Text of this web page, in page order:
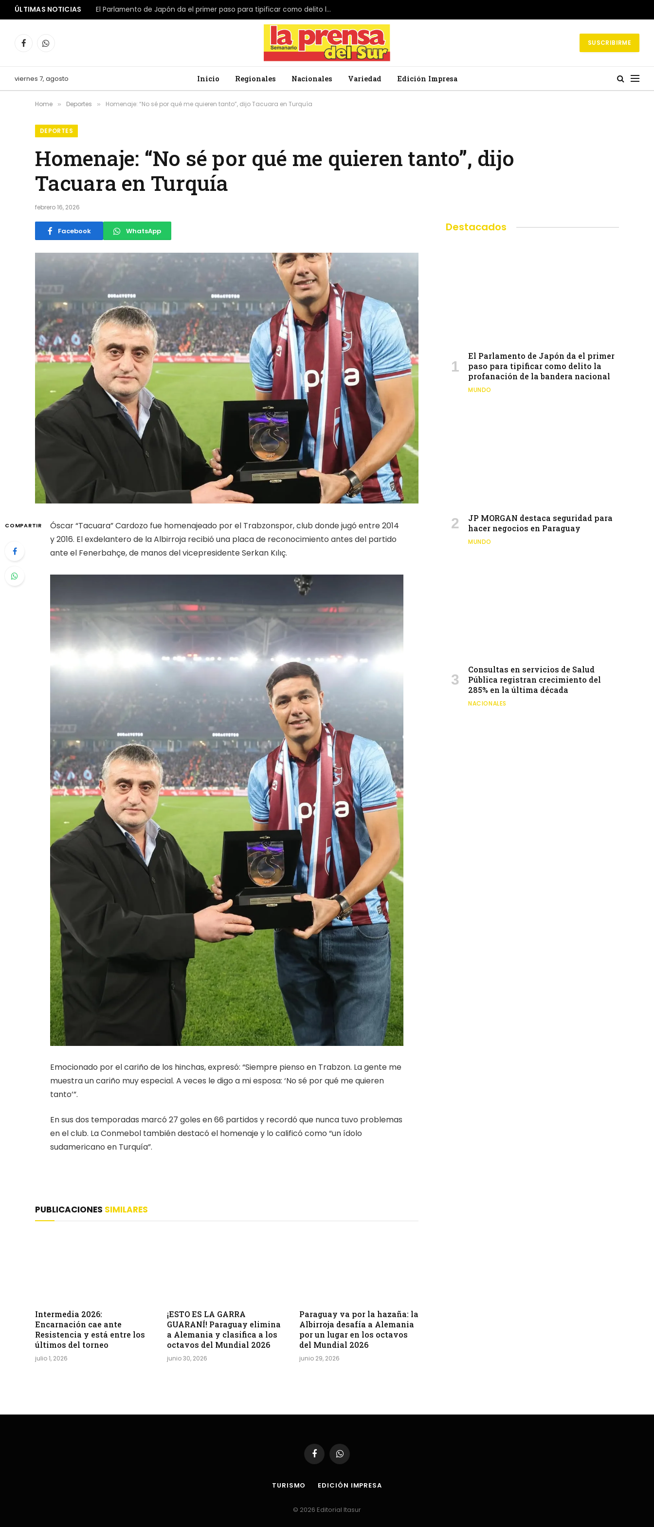
ÚLTIMAS NOTICIAS El Parlamento de Japón da el primer paso para tipificar como delito la profanación de la bandera nacional
FacebookWhatsApp SUSCRIBIRME
viernes 7, agosto Inicio Regionales Nacionales Variedad Edición Impresa
Home » Deportes » Homenaje: “No sé por qué me quieren tanto”, dijo Tacuara en Turquía
DEPORTES
Homenaje: “No sé por qué me quieren tanto”, dijo
Tacuara en Turquía
febrero 16, 2026
Facebook WhatsApp
COMPARTIR
Óscar “Tacuara” Cardozo fue homenajeado por el Trabzonspor, club donde jugó entre 2014
y 2016. El exdelantero de la Albirroja recibió una placa de reconocimiento antes del partido
ante el Fenerbahçe, de manos del vicepresidente Serkan Kılıç.
Emocionado por el cariño de los hinchas, expresó: “Siempre pienso en Trabzon. La gente me
muestra un cariño muy especial. A veces le digo a mi esposa: ‘No sé por qué me quieren
tanto’”.
En sus dos temporadas marcó 27 goles en 66 partidos y recordó que nunca tuvo problemas
en el club. La Conmebol también destacó el homenaje y lo calificó como “un ídolo
sudamericano en Turquía”.
PUBLICACIONES SIMILARES
Intermedia 2026:
Encarnación cae ante
Resistencia y está entre los
últimos del torneo
julio 1, 2026
¡ESTO ES LA GARRA
GUARANÍ! Paraguay elimina
a Alemania y clasifica a los
octavos del Mundial 2026
junio 30, 2026
Paraguay va por la hazaña: la
Albirroja desafía a Alemania
por un lugar en los octavos
del Mundial 2026
junio 29, 2026
Destacados
El Parlamento de Japón da el primer
paso para tipificar como delito la
profanación de la bandera nacional
MUNDO
JP MORGAN destaca seguridad para
hacer negocios en Paraguay
MUNDO
Consultas en servicios de Salud
Pública registran crecimiento del
285% en la última década
NACIONALES
FacebookWhatsApp
TURISMO EDICIÓN IMPRESA
© 2026 Editorial Itasur